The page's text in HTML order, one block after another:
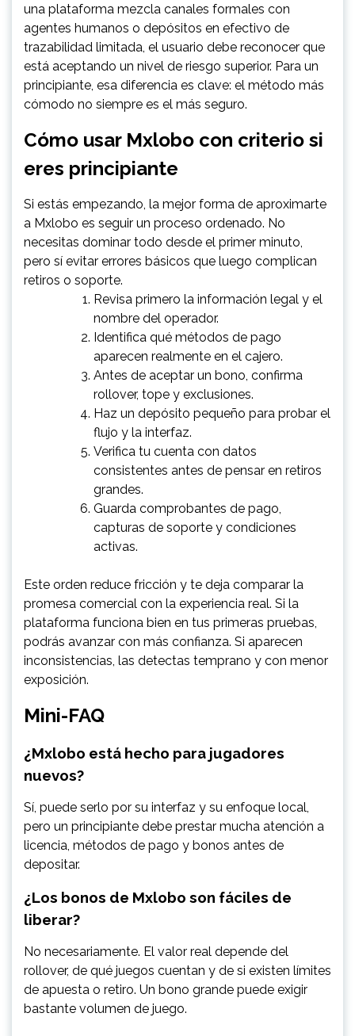
una plataforma mezcla canales formales con
agentes humanos o depósitos en efectivo de
trazabilidad limitada, el usuario debe reconocer que
está aceptando un nivel de riesgo superior. Para un
principiante, esa diferencia es clave: el método más
cómodo no siempre es el más seguro.
Cómo usar Mxlobo con criterio si
eres principiante
Si estás empezando, la mejor forma de aproximarte
a Mxlobo es seguir un proceso ordenado. No
necesitas dominar todo desde el primer minuto,
pero sí evitar errores básicos que luego complican
retiros o soporte.
Revisa primero la información legal y el
nombre del operador.
Identifica qué métodos de pago
aparecen realmente en el cajero.
Antes de aceptar un bono, confirma
rollover, tope y exclusiones.
Haz un depósito pequeño para probar el
flujo y la interfaz.
Verifica tu cuenta con datos
consistentes antes de pensar en retiros
grandes.
Guarda comprobantes de pago,
capturas de soporte y condiciones
activas.
Este orden reduce fricción y te deja comparar la
promesa comercial con la experiencia real. Si la
plataforma funciona bien en tus primeras pruebas,
podrás avanzar con más confianza. Si aparecen
inconsistencias, las detectas temprano y con menor
exposición.
Mini-FAQ
¿Mxlobo está hecho para jugadores
nuevos?
Sí, puede serlo por su interfaz y su enfoque local,
pero un principiante debe prestar mucha atención a
licencia, métodos de pago y bonos antes de
depositar.
¿Los bonos de Mxlobo son fáciles de
liberar?
No necesariamente. El valor real depende del
rollover, de qué juegos cuentan y de si existen límites
de apuesta o retiro. Un bono grande puede exigir
bastante volumen de juego.